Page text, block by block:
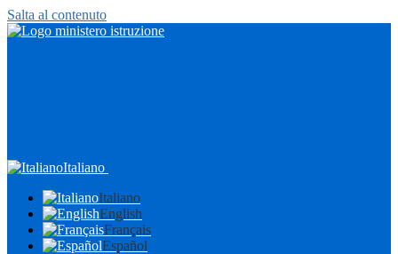
Salta al contenuto
Italiano
Italiano
English
Français
Español